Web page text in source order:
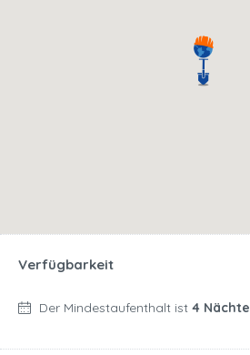
Verfügbarkeit
Der Mindestaufenthalt ist 4 Nächte